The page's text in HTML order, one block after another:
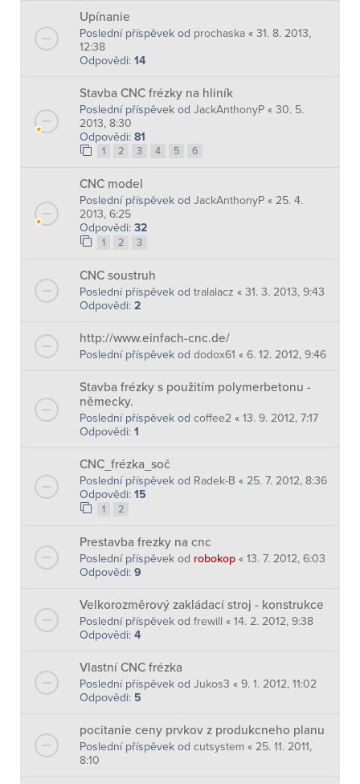
Upínanie
Poslední příspěvek od prochaska « 31. 8. 2013,
12:38
Odpovědi: 14
Stavba CNC frézky na hliník
Poslední příspěvek od JackAnthonyP « 30. 5.
2013, 8:30
Odpovědi: 81
1 2 3 4 5 6
CNC model
Poslední příspěvek od JackAnthonyP « 25. 4.
2013, 6:25
Odpovědi: 32
1 2 3
CNC soustruh
Poslední příspěvek od tralalacz « 31. 3. 2013, 9:43
Odpovědi: 2
http://www.einfach-cnc.de/
Poslední příspěvek od dodox61 « 6. 12. 2012, 9:46
Stavba frézky s použitím polymerbetonu -
německy.
Poslední příspěvek od coffee2 « 13. 9. 2012, 7:17
Odpovědi: 1
CNC_frézka_soč
Poslední příspěvek od Radek-B « 25. 7. 2012, 8:36
Odpovědi: 15
1 2
Prestavba frezky na cnc
Poslední příspěvek od robokop « 13. 7. 2012, 6:03
Odpovědi: 9
Velkorozměrový zakládací stroj - konstrukce
Poslední příspěvek od frewill « 14. 2. 2012, 9:38
Odpovědi: 4
Vlastní CNC frézka
Poslední příspěvek od Jukos3 « 9. 1. 2012, 11:02
Odpovědi: 5
pocitanie ceny prvkov z produkcneho planu
Poslední příspěvek od cutsystem « 25. 11. 2011,
8:10